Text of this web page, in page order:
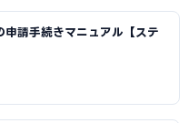
申請手続きマニュアル【ステ